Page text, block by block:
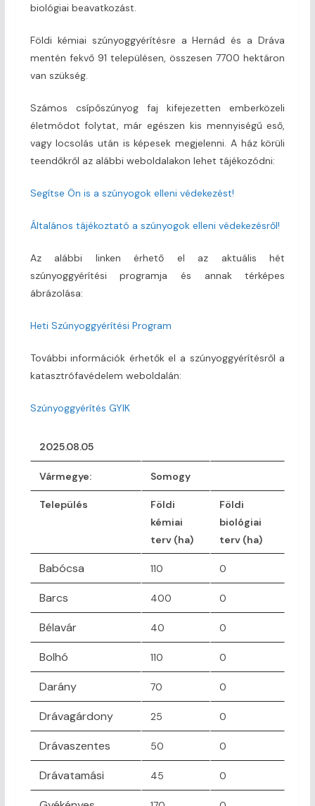
biológiai beavatkozást.
Földi kémiai szúnyoggyérítésre a Hernád és a Dráva
mentén fekvő 91 településen, összesen 7700 hektáron
van szükség.
Számos csípőszúnyog faj kifejezetten emberközeli
életmódot folytat, már egészen kis mennyiségű eső,
vagy locsolás után is képesek megjelenni. A ház körüli
teendőkről az alábbi weboldalakon lehet tájékozódni:
Segítse Ön is a szúnyogok elleni védekezést!
Általános tájékoztató a szúnyogok elleni védekezésről!
Az alábbi linken érhető el az aktuális hét
szúnyoggyérítési programja és annak térképes
ábrázolása:
Heti Szúnyoggyérítési Program
További információk érhetők el a szúnyoggyérítésről a
katasztrófavédelem weboldalán:
Szúnyoggyérítés GYIK
2025.08.05
Vármegye: Somogy
Település
Földi
kémiai
terv (ha)
Földi
biológiai
terv (ha)
Babócsa 110 0
Barcs 400 0
Bélavár 40 0
Bolhó 110 0
Darány 70 0
Drávagárdony 25 0
Drávaszentes 50 0
Drávatamási 45 0